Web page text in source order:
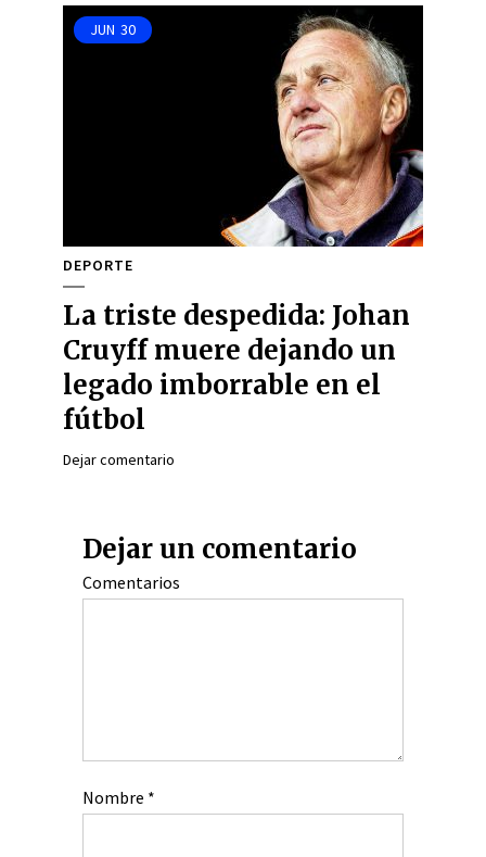
JUN 30
DEPORTE
La triste despedida: Johan
Cruyff muere dejando un
legado imborrable en el
fútbol
Dejar comentario
Dejar un comentario
Comentarios
Nombre *